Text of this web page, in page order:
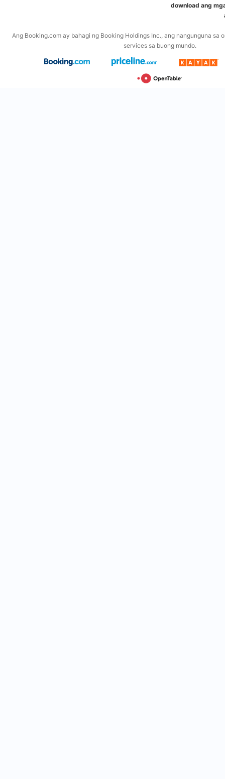
download ang
Ang Booking.com ay bahagi ng Booking Holdings Inc., ang nangunguna sa
services sa buong mundo.